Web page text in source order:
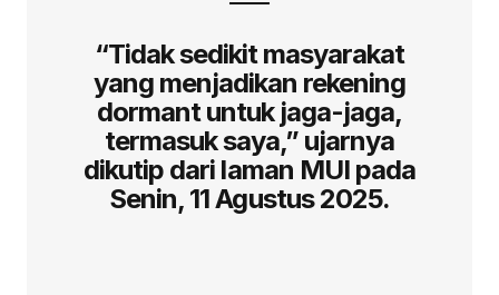
“Tidak sedikit masyarakat
yang menjadikan rekening
dormant untuk jaga-jaga,
termasuk saya,” ujarnya
dikutip dari laman MUI pada
Senin, 11 Agustus 2025.